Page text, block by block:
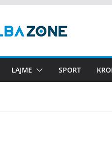
LAJME SPORT